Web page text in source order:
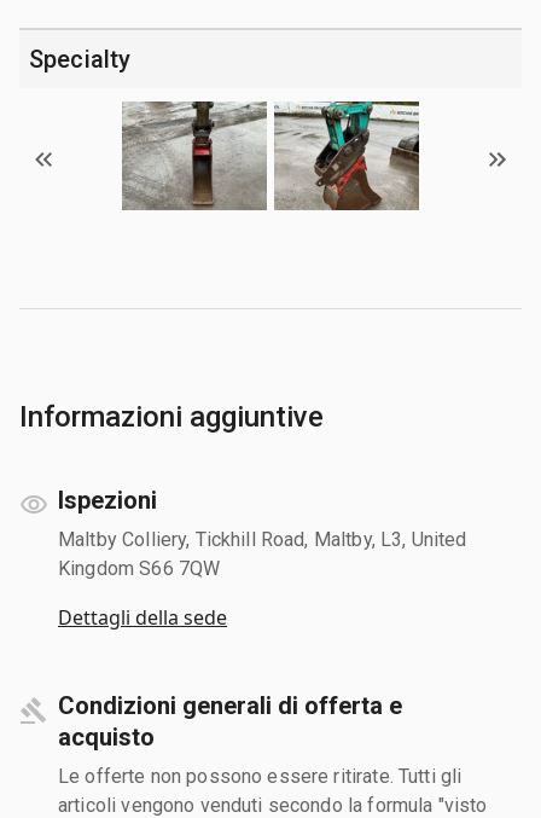
Specialty
Informazioni aggiuntive
Ispezioni
Maltby Colliery, Tickhill Road, Maltby, L3, United
Kingdom S66 7QW
Dettagli della sede
Condizioni generali di offerta e
acquisto
Le offerte non possono essere ritirate. Tutti gli
articoli vengono venduti secondo la formula "visto